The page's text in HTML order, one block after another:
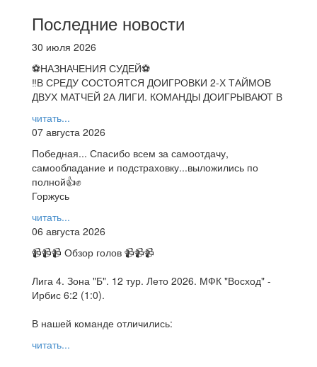
Последние новости
30 июля 2026
⚽НАЗНАЧЕНИЯ СУДЕЙ⚽
‼В СРЕДУ СОСТОЯТСЯ ДОИГРОВКИ 2-Х ТАЙМОВ
ДВУХ МАТЧЕЙ 2А ЛИГИ. КОМАНДЫ ДОИГРЫВАЮТ В
читать...
07 августа 2026
Победная... Спасибо всем за самоотдачу,
самообладание и подстраховку...выложились по
полной👍✊
Горжусь
читать...
06 августа 2026
📹📹📹 Обзор голов 📹📹📹
Лига 4. Зона "Б". 12 тур. Лето 2026. МФК "Восход" -
Ирбис 6:2 (1:0).
В нашей команде отличились:
читать...